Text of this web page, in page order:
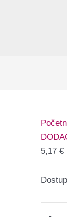
5,17 €
-